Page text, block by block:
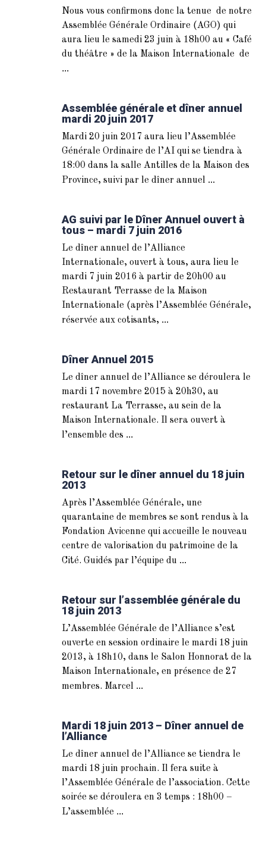
Nous vous confirmons donc la tenue de notre
Assemblée Générale Ordinaire (AGO) qui
aura lieu le samedi 23 juin à 18h00 au « Café
du théâtre » de la Maison Internationale de
...
Assemblée générale et dîner annuel
mardi 20 juin 2017
Mardi 20 juin 2017 aura lieu l’Assemblée
Générale Ordinaire de l’AI qui se tiendra à
18:00 dans la salle Antilles de la Maison des
Province, suivi par le dîner annuel ...
AG suivi par le Dîner Annuel ouvert à
tous – mardi 7 juin 2016
Le dîner annuel de l’Alliance
Internationale, ouvert à tous, aura lieu le
mardi 7 juin 2016 à partir de 20h00 au
Restaurant Terrasse de la Maison
Internationale (après l’Assemblée Générale,
réservée aux cotisants, ...
Dîner Annuel 2015
Le dîner annuel de l’Alliance se déroulera le
mardi 17 novembre 2015 à 20h30, au
restaurant La Terrasse, au sein de la
Maison Internationale. Il sera ouvert à
l’ensemble des ...
Retour sur le dîner annuel du 18 juin
2013
Après l’Assemblée Générale, une
quarantaine de membres se sont rendus à la
Fondation Avicenne qui accueille le nouveau
centre de valorisation du patrimoine de la
Cité. Guidés par l’équipe du ...
Retour sur l’assemblée générale du
18 juin 2013
L’Assemblée Générale de l’Alliance s’est
ouverte en session ordinaire le mardi 18 juin
2013, à 18h10, dans le Salon Honnorat de la
Maison Internationale, en présence de 27
membres. Marcel ...
Mardi 18 juin 2013 – Dîner annuel de
l’Alliance
Le dîner annuel de l’Alliance se tiendra le
mardi 18 juin prochain. Il fera suite à
l’Assemblée Générale de l’association. Cette
soirée se déroulera en 3 temps : 18h00 –
L’assemblée ...